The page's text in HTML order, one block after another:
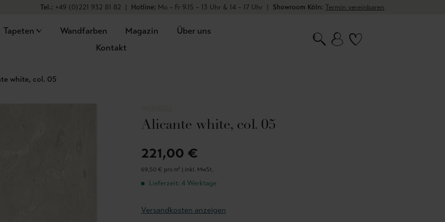
Tel.: +49 (0)221 932 81 82 | Hotline: Mo – Fr 9.15 – 13 Uhr & 14 – 17 Uhr | Showroom Köln: Termin vereinbaren
Tapeten Wandfarben Magazin
Über uns
Kontakt
white, col. 05
Alicante white, col. 05
221,00 €
69,50 € pro m² | inkl. MwSt.
Lieferzeit: 4 Werktage
Versandkosten anzeigen